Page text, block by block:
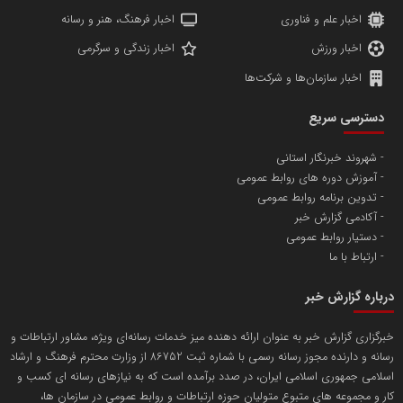
پایگاه اطلاع رسانی اعتلای نهادهای مردمی
تامین آهن اسفنجی تولیدکنندگان فولاد در کشور
تریبون
انتشار گسترده محتوا در رسانه گزارش خبر
مسعودصادقی
اخبار علم و فناوری
اخبار فرهنگ، هنر و رسانه
اخبار ورزش
اخبار زندگی و سرگرمی
اخبار سازمان‌ها و شرکت‌ها
دسترسی سریع
شهروند خبرنگار استانی
آموزش دوره های روابط عمومی
تدوین برنامه روابط عمومی
آکادمی گزارش خبر
دستیار روابط عمومی
ارتباط با ما
درباره گزارش خبر
خبرگزاری گزارش خبر به عنوان ارائه دهنده میز خدمات رسانه‌ای ویژه، مشاور ارتباطات و
رسانه و دارنده مجوز رسانه رسمی با شماره ثبت 86752 از وزارت محترم فرهنگ و ارشاد
اسلامی جمهوری اسلامی ایران، در صدد برآمده است که به نیازهای رسانه ای کسب و
کار و مجموعه های متبوع متولیان حوزه ارتباطات و روابط عمومی در سازمان ها،